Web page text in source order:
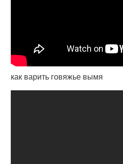
как варить говяжье вымя